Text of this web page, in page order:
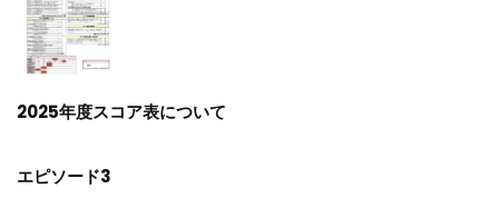
2025年度スコア表について
エピソード3